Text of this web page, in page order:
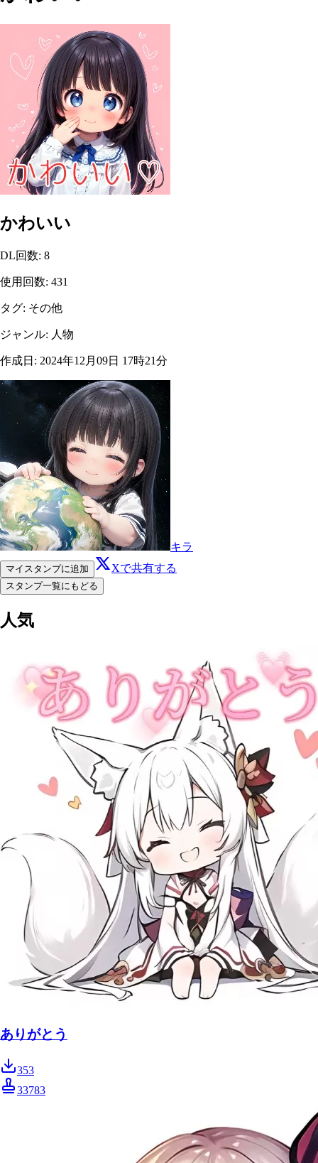
かわいい
DL回数: 8
使用回数: 431
タグ: その他
ジャンル: 人物
作成日 : 2024年12月09日 17時21分
キラ
マイスタンプに追加 Xで共有する
スタンプ一覧にもどる
人気
ありがとう
353
33783